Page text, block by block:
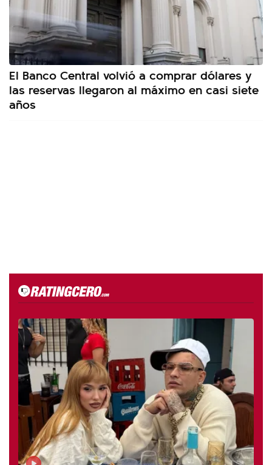
El Banco Central volvió a comprar dólares y
las reservas llegaron al máximo en casi siete
años